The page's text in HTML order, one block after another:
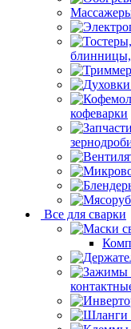
кофеварки
Все для сварки